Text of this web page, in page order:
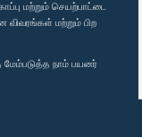
மற்றும் செயற்பாட்டை
விவரங்கள் மற்றும் பிற
நாம் பயனர்